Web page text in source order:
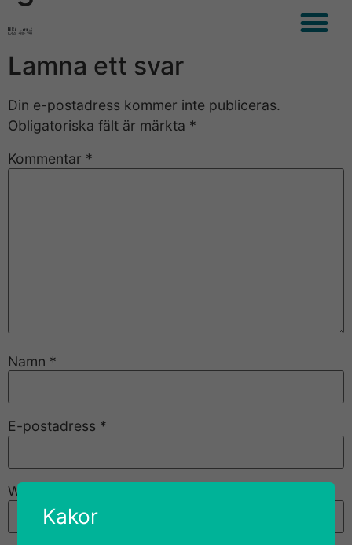
Lämna ett svar
Din e-postadress kommer inte publiceras.
Obligatoriska fält är märkta *
Kommentar *
Namn *
E-postadress *
Webbplats
Kakor